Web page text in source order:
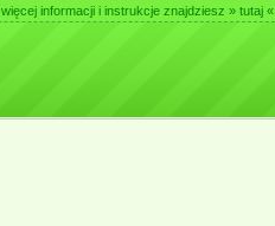
informacji i instrukcje znajdziesz » tutaj «